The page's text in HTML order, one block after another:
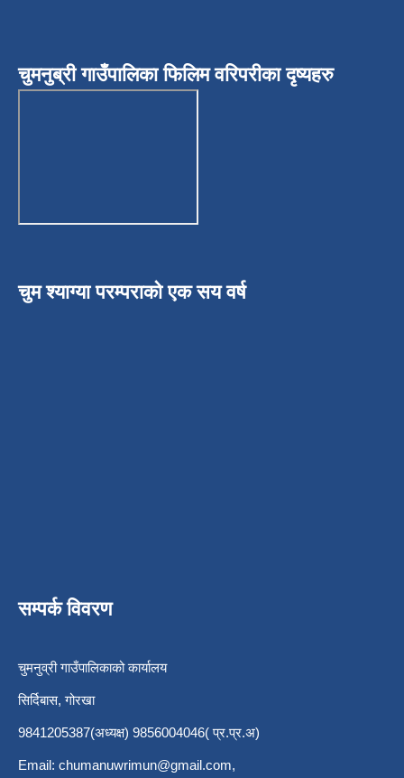
चुमनुब्री गाउँपालिका फिलिम वरिपरीका दृष्यहरु
चुम श्याग्या परम्पराको एक सय वर्ष
सम्पर्क विवरण
चुमनुव्री गाउँपालिकाको कार्यालय
सिर्दिबास, गोरखा
9841205387(अध्यक्ष) 9856004046( प्र.प्र.अ)
Email: chumanuwrimun@gmail.com,